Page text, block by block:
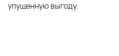
упущенную выгоду.